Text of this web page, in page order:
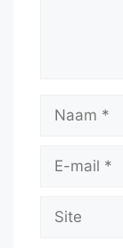
Naam
Site